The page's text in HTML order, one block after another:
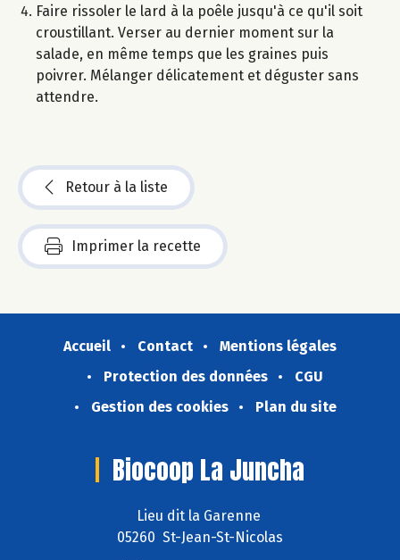
Faire rissoler le lard à la poêle jusqu'à ce qu'il soit
croustillant. Verser au dernier moment sur la
salade, en même temps que les graines puis
poivrer. Mélanger délicatement et déguster sans
attendre.
Retour à la liste
Imprimer la recette
Accueil Contact
Mentions légales
Protection des données
CGU
Gestion des cookies
Plan du site
Biocoop La Juncha
Lieu dit la Garenne
05260 St-Jean-St-Nicolas